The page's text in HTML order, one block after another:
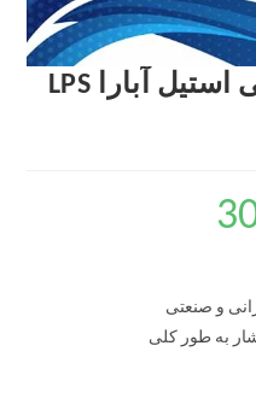
پمپ سیرکولاتور خطی استیل آبارا LPS
و صنعتی
به طور کلی